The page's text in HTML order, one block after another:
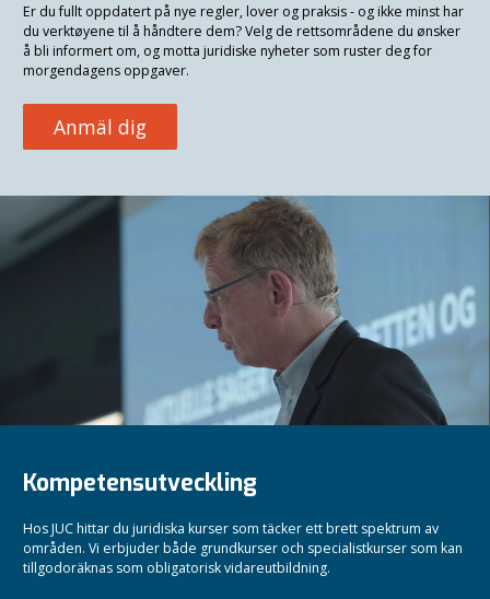
Er du fullt oppdatert på nye regler, lover og praksis - og ikke minst har
du verktøyene til å håndtere dem? Velg de rettsområdene du ønsker
å bli informert om, og motta juridiske nyheter som ruster deg for
morgendagens oppgaver.
Anmäl dig
Kompetensutveckling
Hos JUC hittar du juridiska kurser som täcker ett brett spektrum av
områden. Vi erbjuder både grundkurser och specialistkurser som kan
tillgodoräknas som obligatorisk vidareutbildning.